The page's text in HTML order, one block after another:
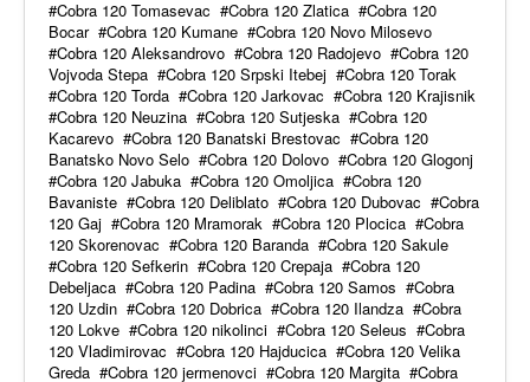
Cobra 120 Tomasevac
Cobra 120 Zlatica
Cobra 120
Bocar
Cobra 120 Kumane
Cobra 120 Novo Milosevo
Cobra 120 Aleksandrovo
Cobra 120 Radojevo
Cobra 120
Vojvoda Stepa
Cobra 120 Srpski Itebej
Cobra 120 Torak
Cobra 120 Torda
Cobra 120 Jarkovac
Cobra 120 Krajisnik
Cobra 120 Neuzina
Cobra 120 Sutjeska
Cobra 120
Kacarevo
Cobra 120 Banatski Brestovac
Cobra 120
Banatsko Novo Selo
Cobra 120 Dolovo
Cobra 120 Glogonj
Cobra 120 Jabuka
Cobra 120 Omoljica
Cobra 120
Bavaniste
Cobra 120 Deliblato Cobra 120 Dubovac
Cobra
120 Gaj
Cobra 120 Mramorak Cobra 120 Plocica
Cobra
120 Skorenovac
Cobra 120 Baranda
Cobra 120 Sakule
Cobra 120 Sefkerin
Cobra 120 Crepaja
Cobra 120
Debeljaca
Cobra 120 Padina Cobra 120 Samos
Cobra
120 Uzdin
Cobra 120 Dobrica Cobra 120 Ilandza
Cobra
120 Lokve
Cobra 120 nikolinci Cobra 120 Seleus
Cobra
120 Vladimirovac
Cobra 120 Hajducica
Cobra 120 Velika
Greda
Cobra 120 jermenovci Cobra 120 Margita
Cobra